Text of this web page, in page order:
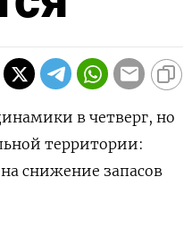
в четверг, но
территории:
снижение запасов